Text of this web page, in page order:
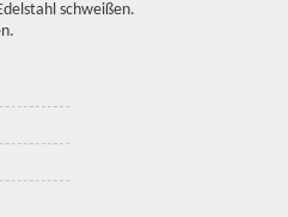
schweißen.